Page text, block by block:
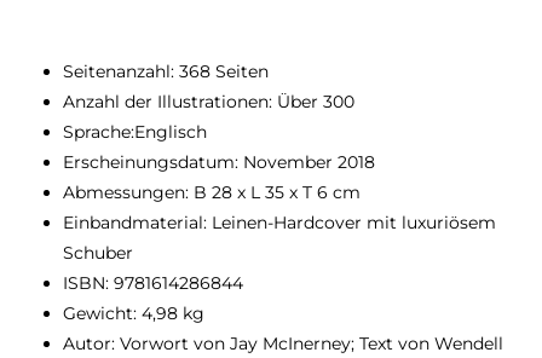
Seitenanzahl: 368 Seiten
Anzahl der Illustrationen: Über 300
Sprache:Englisch
Erscheinungsdatum: November 2018
Abmessungen: B 28 x L 35 x T 6 cm
Einbandmaterial: Leinen-Hardcover mit luxuriösem
Schuber
ISBN: 9781614286844
Gewicht: 4,98 kg
Autor: Vorwort von Jay McInerney; Text von Wendell